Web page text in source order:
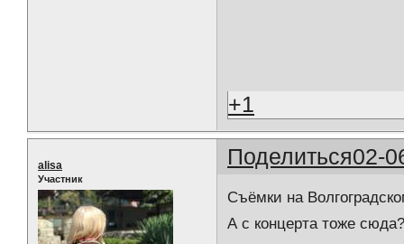
+1
Поделиться02-
alisa
Участник
Съёмки на
А с концерта тоже